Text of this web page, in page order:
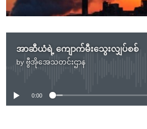
စာမျက်နှာ
ကျော်
ကြည့်
ဘာသာစကားများ
အာဆီယံရဲ့ ကျောက်မီးသွေးလျှပ်စစ်
by ဗွီအိုအေသတင်းဌာန
No media source
0:00